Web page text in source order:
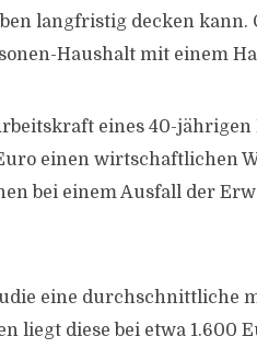
langfristig decken kann.
Haushalt mit einem
eines 40-
einen wirtschaftlichen
bei einem Ausfall der
eine durchschnittliche
liegt diese bei etwa 1.600